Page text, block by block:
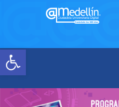
Abrir barra de